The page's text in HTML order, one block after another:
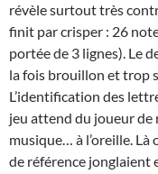
révèle surtout très
finit par crisper : 26
portée de 3 lignes). Le
la fois brouillon et trop
L’identification des
jeu attend du joueur de
musique… à l’oreille.
de référence jonglaient